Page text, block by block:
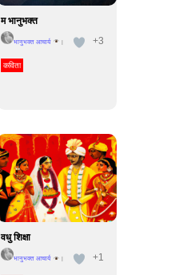
म भानुभक्त
भानुभक्त आचार्य | +3
कविता
वधु शिक्षा
भानुभक्त आचार्य | +1